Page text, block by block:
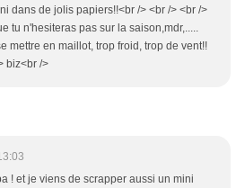
dans de jolis papiers!!<br /> <br /> <br />
tu n'hesiteras pas sur la saison,mdr,.....
mettre en maillot, trop froid, trop de vent!!
biz<br />
! et je viens de scrapper aussi un mini